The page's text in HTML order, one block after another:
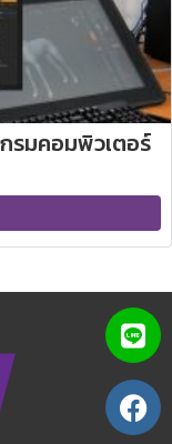
รมคอมพิวเตอร์